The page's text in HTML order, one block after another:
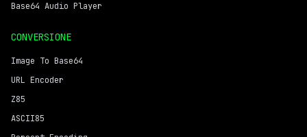
Base64 Audio Player
CONVERSIONE
Image To Base64
URL Encoder
Z85
ASCII85